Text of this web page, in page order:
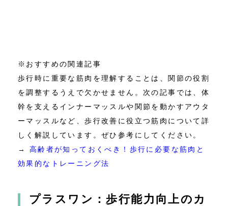
※おすすめの関連記事
歩行時に重要な筋肉を理解することは、関節の役割
を調整するうえで欠かせません。次の記事では、体
幹を支えるインナーマッスルや関節を動かすアウタ
ーマッスルなど、歩行改善に役立つ筋肉について詳
しく解説しています。ぜひ参考にしてください。
→ 高齢者が知っておくべき！歩行に必要な筋肉と
効果的なトレーニング法
プラスワン：歩行能力向上のカ